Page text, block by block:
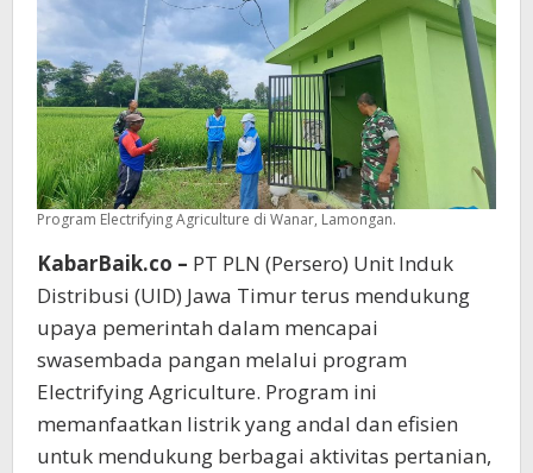
Program Electrifying Agriculture di Wanar, Lamongan.
KabarBaik.co – PT PLN (Persero) Unit Induk
Distribusi (UID) Jawa Timur terus mendukung
upaya pemerintah dalam mencapai
swasembada pangan melalui program
Electrifying Agriculture. Program ini
memanfaatkan listrik yang andal dan efisien
untuk mendukung berbagai aktivitas pertanian,